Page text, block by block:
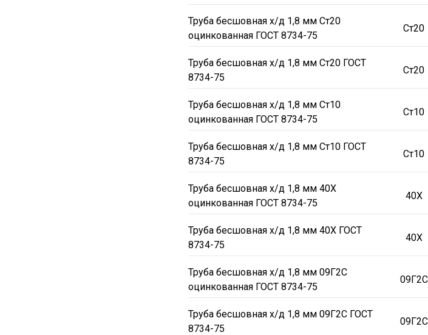
Труба бесшовная х/д 1,8 мм Ст20
оцинкованная ГОСТ 8734-75
Ст20
Труба бесшовная х/д 1,8 мм Ст20 ГОСТ
8734-75
Ст20
Труба бесшовная х/д 1,8 мм Ст10
оцинкованная ГОСТ 8734-75
Ст10
Труба бесшовная х/д 1,8 мм Ст10 ГОСТ
8734-75
Ст10
Труба бесшовная х/д 1,8 мм 40Х
оцинкованная ГОСТ 8734-75
40Х
Труба бесшовная х/д 1,8 мм 40Х ГОСТ
8734-75
40Х
Труба бесшовная х/д 1,8 мм 09Г2С
оцинкованная ГОСТ 8734-75
09Г2С
Труба бесшовная х/д 1,8 мм 09Г2С ГОСТ
8734-75
09Г2С